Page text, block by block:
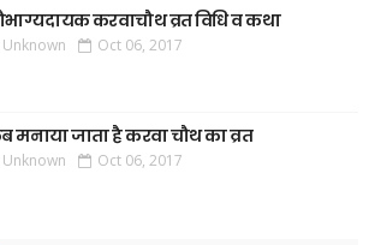
करवाचौथ व्रत विधि व कथा
Unknown Oct 06, 2017
मनाया जाता है करवा चौथ का व्रत
Unknown Oct 06, 2017